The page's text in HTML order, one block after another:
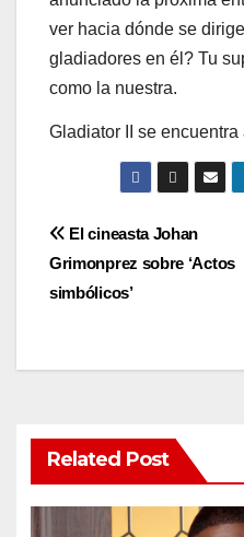
ver hacia dónde se
gladiadores en él? Tu
como la nuestra.
Gladiator II se
Post
navigation
El cineasta Johan
Grimonprez sobre ‘Actos
simbólicos’
Related Post